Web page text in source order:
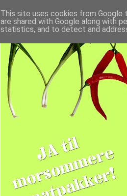
This site uses cookies from Google
are shared with Google along with
statistics, and to detect and